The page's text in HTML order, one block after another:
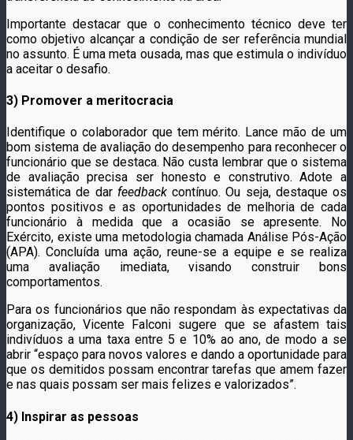
Importante destacar que o conhecimento técnico deve ter
como objetivo alcançar a condição de ser referência mundial
no assunto. É uma meta ousada, mas que estimula o indivíduo
a aceitar o desafio.
3) Promover a meritocracia
Identifique o colaborador que tem mérito. Lance mão de um
bom sistema de avaliação do desempenho para reconhecer o
funcionário que se destaca. Não custa lembrar que o sistema
de avaliação precisa ser honesto e construtivo. Adote a
sistemática de dar feedbackcontínuo. Ou seja, destaque os
pontos positivos e as oportunidades de melhoria de cada
funcionário à medida que a ocasião se apresente. No
Exército, existe uma metodologia chamada Análise Pós-Ação
(APA). Concluída uma ação, reune-se a equipe e se realiza
uma avaliação imediata, visando construir bons
comportamentos.
Para os funcionários que não respondam às expectativas da
organização, Vicente Falconi sugere que se afastem tais
indivíduos a uma taxa entre 5 e 10% ao ano, de modo a se
abrir “espaço para novos valores e dando a oportunidade para
que os demitidos possam encontrar tarefas que amem fazer
e nas quais possam ser mais felizes e valorizados”.
4) Inspirar as pessoas